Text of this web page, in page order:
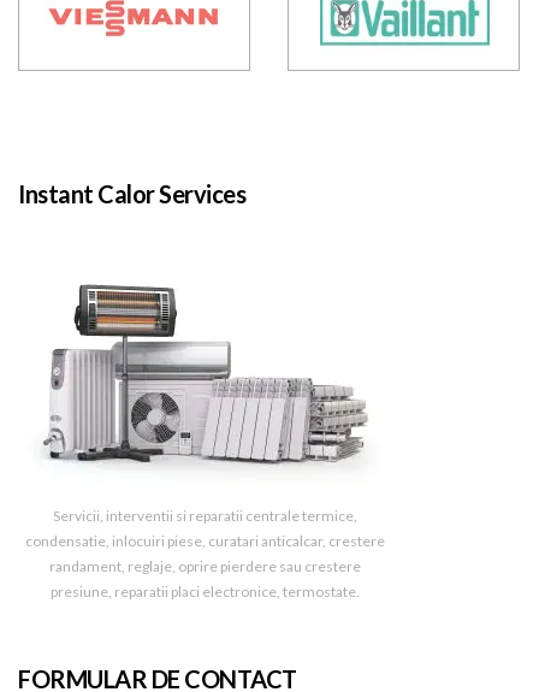
Instant Calor Services
Servicii, interventii si reparatii centrale termice,
condensatie, inlocuiri piese, curatari anticalcar, crestere
randament, reglaje, oprire pierdere sau crestere
presiune, reparatii placi electronice, termostate.
FORMULAR DE CONTACT